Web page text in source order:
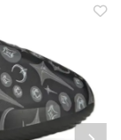
wishlist